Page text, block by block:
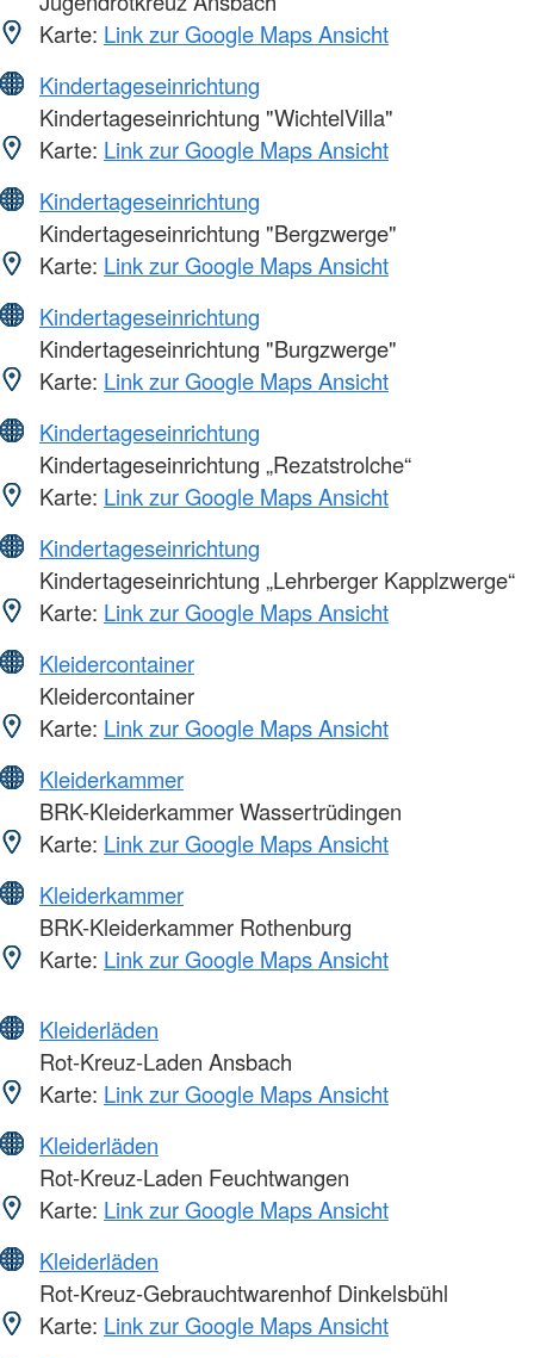
Karte: Link zur Google Maps Ansicht
Kindertageseinrichtung
Kindertageseinrichtung "WichtelVilla"
Karte: Link zur Google Maps Ansicht
Kindertageseinrichtung
Kindertageseinrichtung "Bergzwerge"
Karte: Link zur Google Maps Ansicht
Kindertageseinrichtung
Kindertageseinrichtung "Burgzwerge"
Karte: Link zur Google Maps Ansicht
Kindertageseinrichtung
Kindertageseinrichtung „Rezatstrolche“
Karte: Link zur Google Maps Ansicht
Kindertageseinrichtung
Kindertageseinrichtung „Lehrberger Kapplzwerge“
Karte: Link zur Google Maps Ansicht
Kleidercontainer
Kleidercontainer
Karte: Link zur Google Maps Ansicht
Kleiderkammer
BRK-Kleiderkammer Wassertrüdingen
Karte: Link zur Google Maps Ansicht
Kleiderkammer
BRK-Kleiderkammer Rothenburg
Karte: Link zur Google Maps Ansicht
Kleiderläden
Rot-Kreuz-Laden Ansbach
Karte: Link zur Google Maps Ansicht
Kleiderläden
Rot-Kreuz-Laden Feuchtwangen
Karte: Link zur Google Maps Ansicht
Kleiderläden
Rot-Kreuz-Gebrauchtwarenhof Dinkelsbühl
Karte: Link zur Google Maps Ansicht